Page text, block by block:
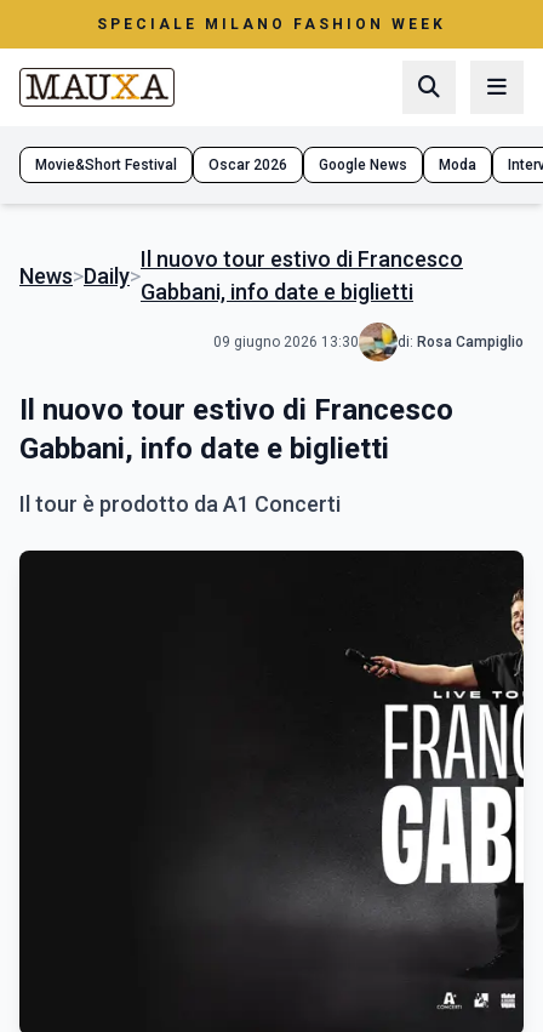
SPECIALE MILANO FASHION WEEK
Movie&Short Festival Oscar 2026 Google News Moda
News>Daily>
Il nuovo tour estivo di Francesco
Gabbani, info date e biglietti
09 giugno 2026 13:30 di: Rosa Campiglio
Il nuovo tour estivo di Francesco
Gabbani, info date e biglietti
Il tour è prodotto da A1 Concerti